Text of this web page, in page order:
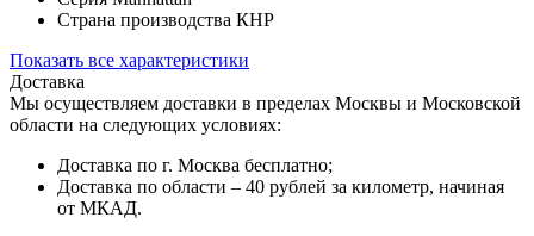
Страна производства КНР
Показать все характеристики
Доставка
Мы осуществляем доставки в пределах Москвы и Московской
области на следующих условиях:
Доставка по г. Москва бесплатно;
Доставка по области – 40 рублей за километр, начиная
от МКАД.